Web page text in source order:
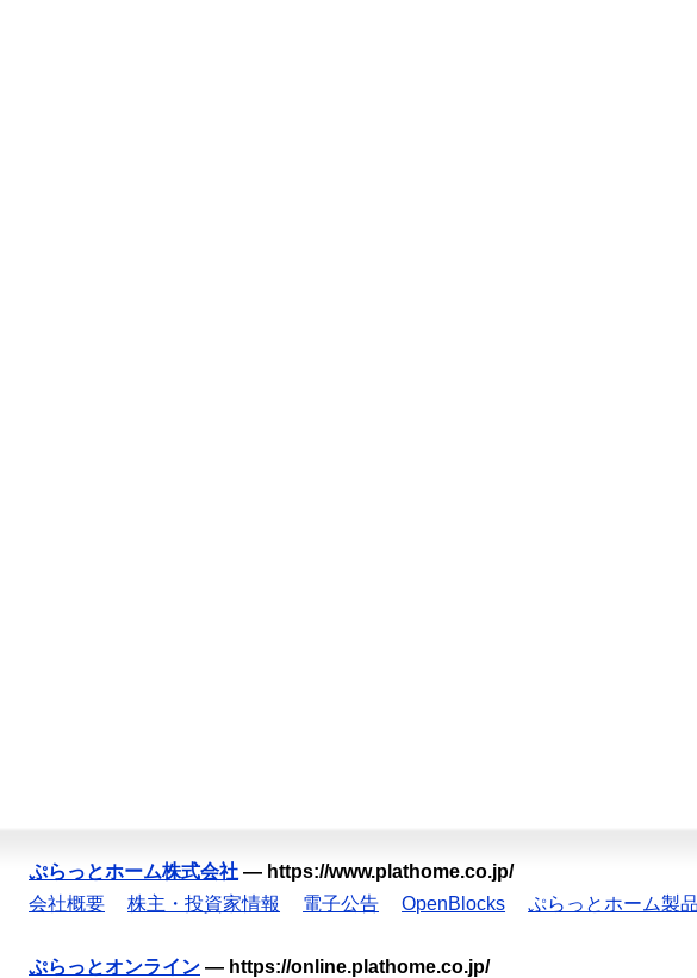
ぷらっとホーム株式会社 — https://www.plathome.co.jp/
会社概要
株主・投資家情報 電子公告 OpenBlocks ぷらっとホーム製品
ぷらっとオンライン — https://online.plathome.co.jp/